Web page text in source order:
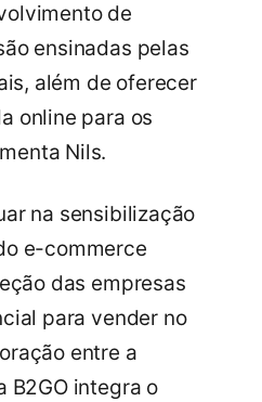
de
ensinadas pelas
além de oferecer
online para os
Nils.
na sensibilização
e-commerce
das empresas
para vender no
entre a
B2GO integra o